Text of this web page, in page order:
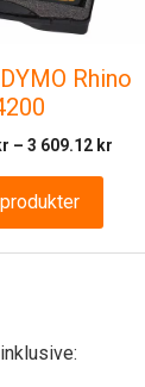
Rhino
– 3 609.12 kr